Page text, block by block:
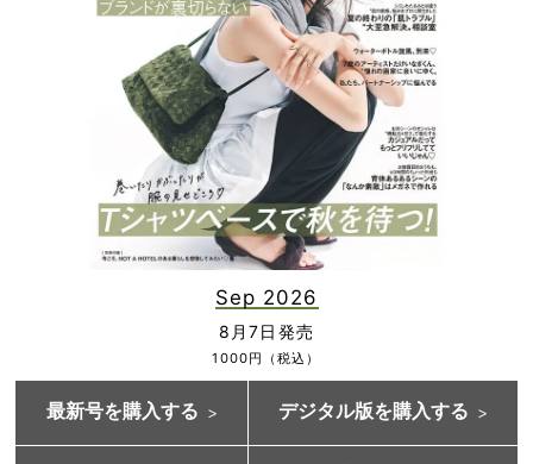
Sep 2026
8月7日発売
1000円（税込）
最新号を購入する デジタル版を購入する